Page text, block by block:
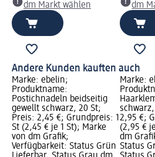
dm Markt wählen
dm
Andere Kunden kauften auch
Marke: ebelin;
Produktname:
Postichnadeln beidseitig
gewellt schwarz, 20 St;
Preis: 2,45 €; Grundpreis: 1
St (2,45 € je 1 St); Marke
von dm Grafik;
Verfügbarkeit: Status Grün
Marke:
2,95 €;
(2,95 €
dm
Status